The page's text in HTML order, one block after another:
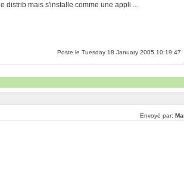
distrib mais s'installe comme une appli ...
Poste le Tuesday 18 January 2005 10:19:47
Envoyé par: